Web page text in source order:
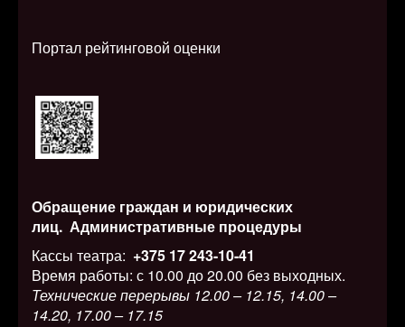
Портал рейтинговой оценки
Обращение граждан и юридических
лиц. Административные процедуры
Кассы театра: +375 17 243-10-41
Время работы: с 10.00 до 20.00 без выходных.
Технические перерывы 12.00 – 12.15, 14.00 –
14.20, 17.00 – 17.15